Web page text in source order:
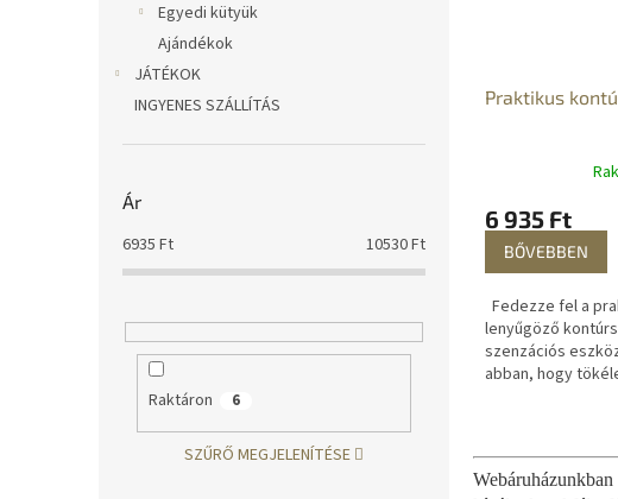
Egyedi kütyük
Ajándékok
JÁTÉKOK
INGYENES SZÁLLÍTÁS
Ár
6935 Ft 10530Ft
Raktáron 6
SZŰRŐ MEGJELENÍTÉSE
Praktikus
6 935 Ft
BŐVEBBEN
Fedezze fel a
lenyűgöző
szenzációs
abban, hogy